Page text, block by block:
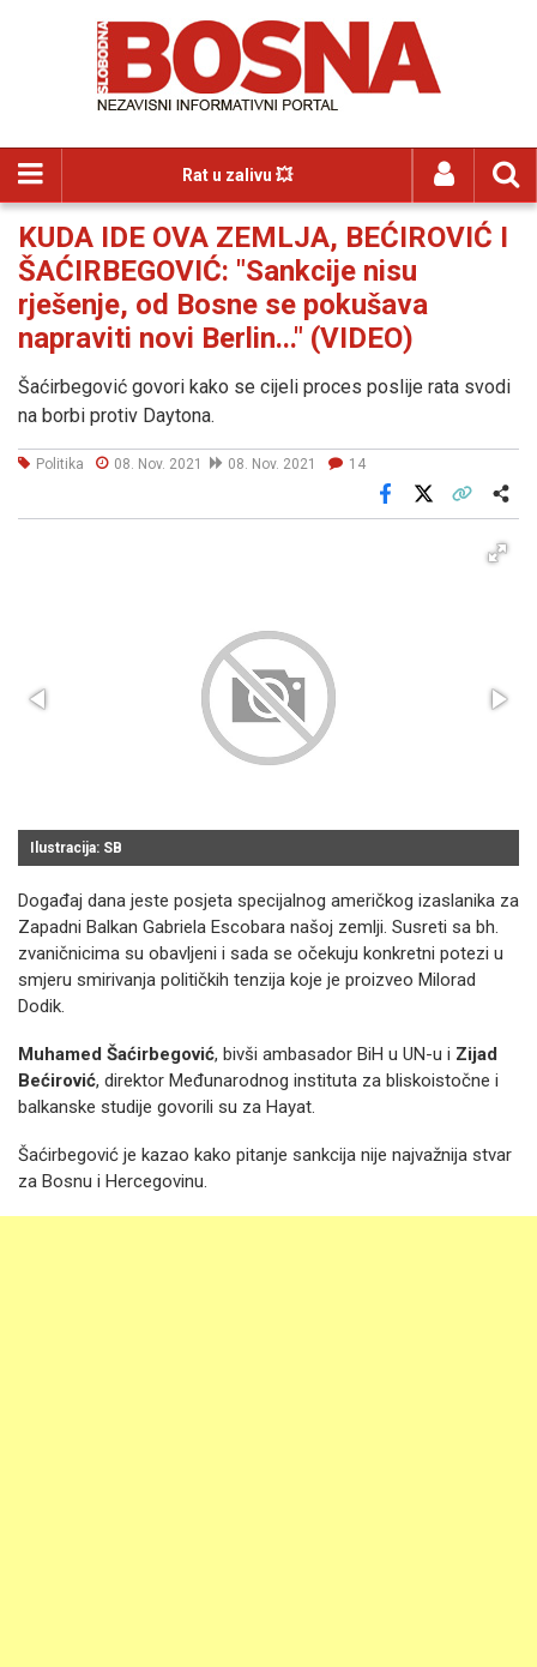
Rat u zalivu 💥
KUDA IDE OVA ZEMLJA, BEĆIROVIĆ I
ŠAĆIRBEGOVIĆ: "Sankcije nisu
rješenje, od Bosne se pokušava
napraviti novi Berlin..." (VIDEO)
Šaćirbegović govori kako se cijeli proces poslije rata svodi
na borbi protiv Daytona.
Politika 08. Nov. 2021 08. Nov. 2021 14
Facebook
Ilustracija: SB
Događaj dana jeste posjeta specijalnog američkog izaslanika za
Zapadni Balkan Gabriela Escobara našoj zemlji. Susreti sa bh.
zvaničnicima su obavljeni i sada se očekuju konkretni potezi u
smjeru smirivanja političkih tenzija koje je proizveo Milorad
Dodik.
Muhamed Šaćirbegović, bivši ambasador BiH u UN-u i Zijad
Bećirović, direktor Međunarodnog instituta za bliskoistočne i
balkanske studije govorili su za Hayat.
Šaćirbegović je kazao kako pitanje sankcija nije najvažnija stvar
za Bosnu i Hercegovinu.